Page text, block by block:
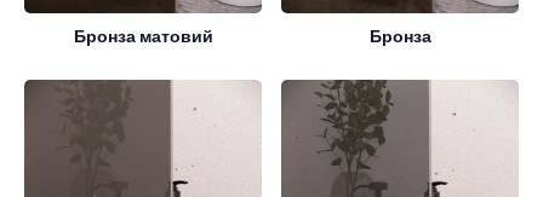
Бронза матовий Бронза